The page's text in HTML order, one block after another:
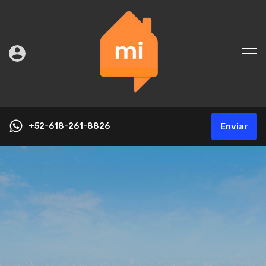
+52-618-261-8826 Enviar